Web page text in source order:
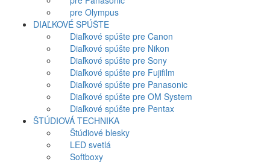
pre Olympus
DIAĽKOVÉ SPÚŠTE
Diaľkové spúšte pre Canon
Diaľkové spúšte pre Nikon
Diaľkové spúšte pre Sony
Diaľkové spúšte pre Fujifilm
Diaľkové spúšte pre Panasonic
Diaľkové spúšte pre OM System
Diaľkové spúšte pre Pentax
ŠTÚDIOVÁ TECHNIKA
Štúdiové blesky
LED svetlá
Softboxy